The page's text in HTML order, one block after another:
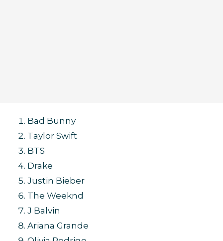
Bad Bunny
Taylor Swift
BTS
Drake
Justin Bieber
The Weeknd
J Balvin
Ariana Grande